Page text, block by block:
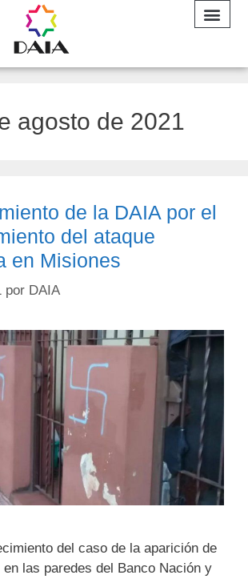
agosto de 2021
de la DAIA por el
del ataque
en Misiones
por DAIA
del caso de la aparición de
las paredes del Banco Nación y